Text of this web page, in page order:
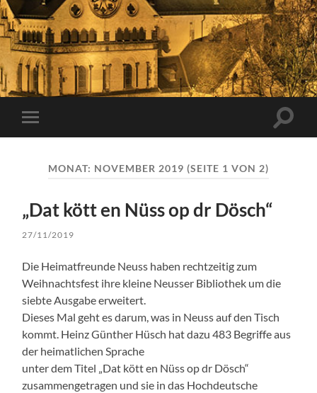
Mobile-
Menü
MONAT: NOVEMBER 2019 (SEITE 1 VON 2)
„Dat kött en Nüss op dr Dösch“
27/11/2019
Die Heimatfreunde Neuss haben rechtzeitig zum
Weihnachtsfest ihre kleine Neusser Bibliothek um die
siebte Ausgabe erweitert.
Dieses Mal geht es darum, was in Neuss auf den Tisch
kommt. Heinz Günther Hüsch hat dazu 483 Begriffe aus
der heimatlichen Sprache
unter dem Titel „Dat kött en Nüss op dr Dösch“
zusammengetragen und sie in das Hochdeutsche